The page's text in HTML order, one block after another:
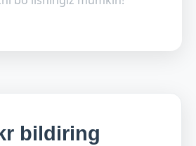
bildiring